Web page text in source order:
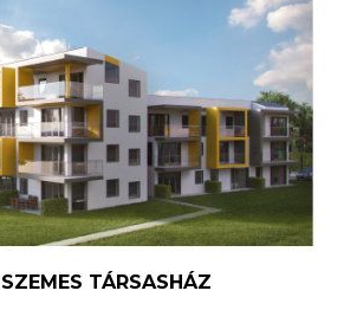
TÁRSASHÁZ